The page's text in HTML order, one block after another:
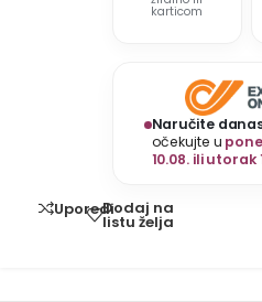
karticom
Naručite
očekujte u
10.08. ili utorak
UporediDodaj na
listu želja